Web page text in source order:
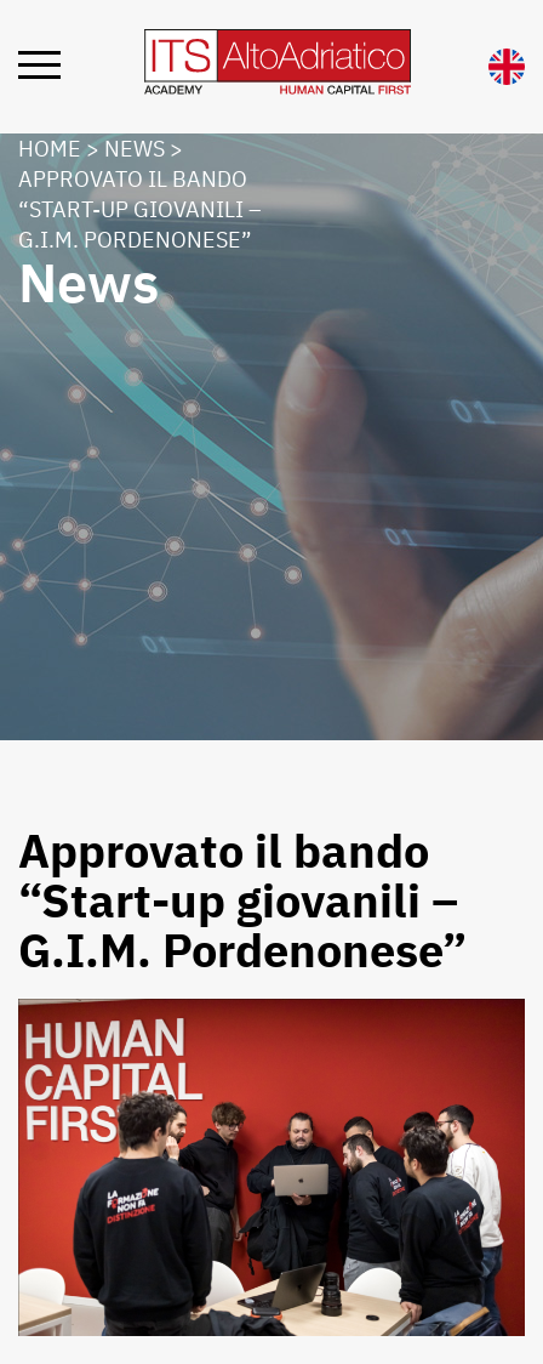
HOME>NEWS >
APPROVATO IL BANDO
“START-UP GIOVANILI –
G.I.M. PORDENONESE”
News
Approvato il bando
“Start-up giovanili –
G.I.M. Pordenonese”